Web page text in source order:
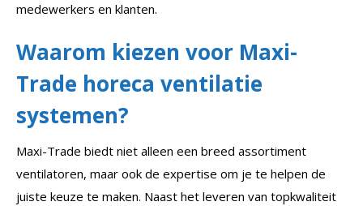
medewerkers en klanten.
Waarom kiezen voor Maxi-
Trade horeca ventilatie
systemen?
Maxi-Trade biedt niet alleen een breed assortiment
ventilatoren, maar ook de expertise om je te helpen de
juiste keuze te maken. Naast het leveren van topkwaliteit